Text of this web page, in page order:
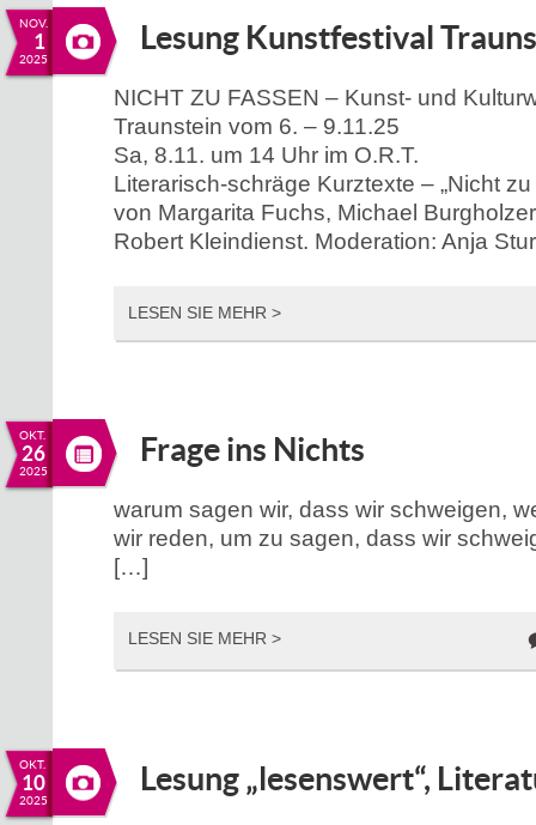
NOV.
1
2025
Lesung Kunstfestival
NICHT ZU FASSEN – Kunst- und
Traunstein vom 6. – 9.11.25
Sa, 8.11. um 14 Uhr im O.R.T.
Literarisch-schräge Kurztexte – „Nicht
von Margarita Fuchs, Michael
Robert Kleindienst. Moderation: Anja
LESEN SIE MEHR >
OKT.
26
2025
Frage ins Nichts
warum sagen wir, dass wir schweigen,
wir reden, um zu sagen, dass wir
[…]
LESEN SIE MEHR >
OKT.
10
2025
Lesung „lesenswert“,